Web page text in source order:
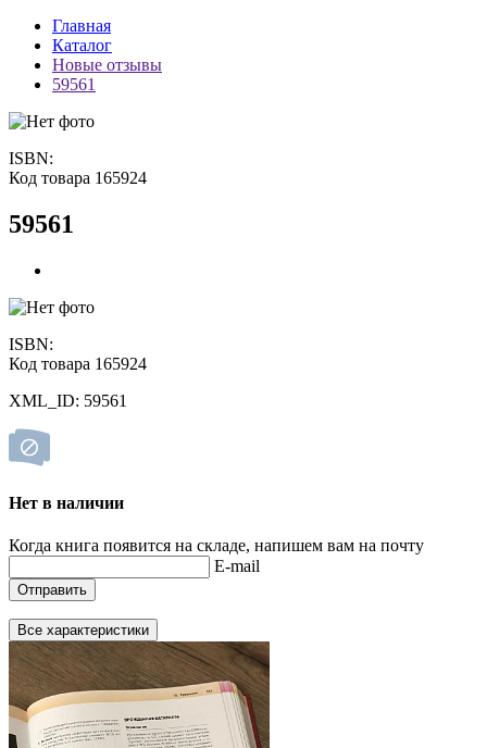
Главная
Каталог
Новые отзывы
59561
ISBN:
Код товара 165924
59561
ISBN:
Код товара 165924
XML_ID: 59561
Нет в наличии
Когда книга появится на складе, напишем вам на почту
E-mail
Отправить
Все характеристики